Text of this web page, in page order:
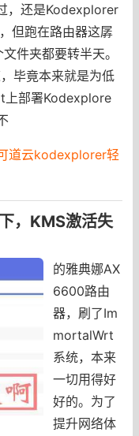
，还是Kodexplorer
但跑在路由器这孱
件夹都要转半天。
毕竟本来就是为低
上部署Kodexplore
道云kodexplorer轻
，KMS激活失
的雅典娜AX
6600路由
器，刷了Im
mortalWrt
系统，本来
一切用得好
好的。为了
提升网络体